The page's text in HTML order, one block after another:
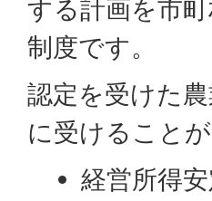
する計画を市
制度です。
認定を受けた
に受けることが
経営所得